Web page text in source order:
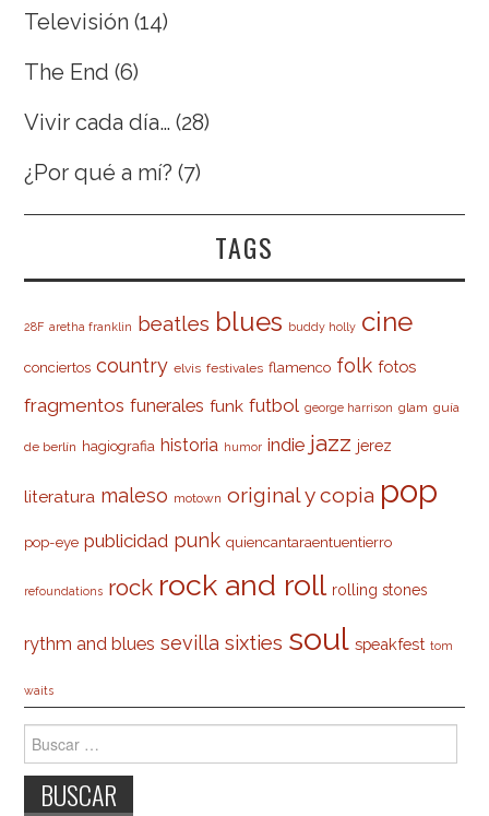
Televisión (14)
The End (6)
Vivir cada día… (28)
¿Por qué a mí? (7)
TAGS
28F aretha franklin beatles blues buddy holly cine
conciertos country elvis festivales flamenco folk fotos
fragmentos funerales funk futbol george harrison glam guía
de berlín hagiografia historia humor indie jazz jerez
literatura maleso motown original y copia pop
pop-eye publicidad punk quiencantaraentuentierro
refoundations rock rock and roll rolling stones
rythm and blues sevilla sixties soul speakfest tom
waits
Buscar: